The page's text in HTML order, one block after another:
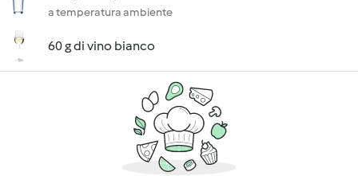
a temperatura ambiente
60 g di vino bianco